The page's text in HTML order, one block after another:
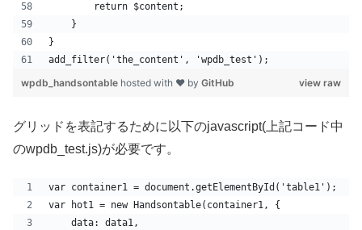
        return $content;
    }
}
add_filter('the_content', 'wpdb_test');
view raw
wpdb_handsontable hosted with ❤ by GitHub
グリッドを表記するために以下のjavascript(上記コード中
のwpdb_test.js)が必要です。
var container1 = document.getElementById('table1');
var hot1 = new Handsontable(container1, {
    data: data1,